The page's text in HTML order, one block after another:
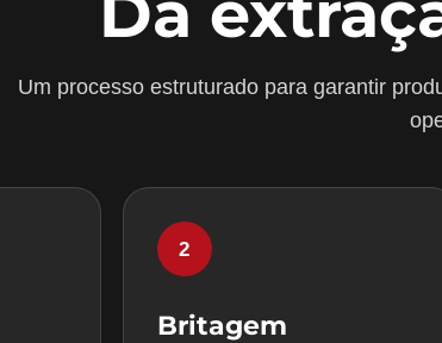
Um processo estruturado para garantir
2
Britagem